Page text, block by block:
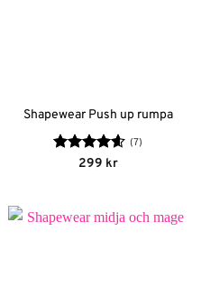
Shapewear Push up rumpa
Betygsatt
(7)
299 kr